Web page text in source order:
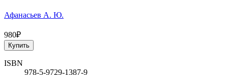
Афанасьев А. Ю.
980₽
Купить
ISBN
978-5-9729-1387-9